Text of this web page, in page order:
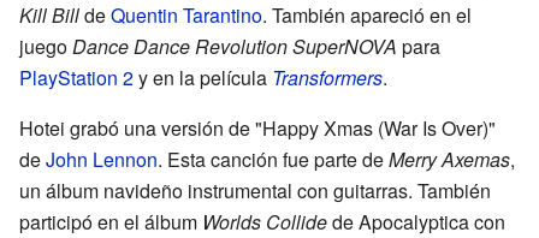
Kill BilldeQuentin Tarantino. También apareció en el
juegoDance Dance Revolution SuperNOVA para
PlayStation 2y en la película Transformers.
Hotei grabó una versión de "Happy Xmas (War Is Over)"
deJohn Lennon. Esta canción fue parte deMerry Axemas,
un álbum navideño instrumental con guitarras. También
participó en el álbum Worlds Collidede Apocalyptica con